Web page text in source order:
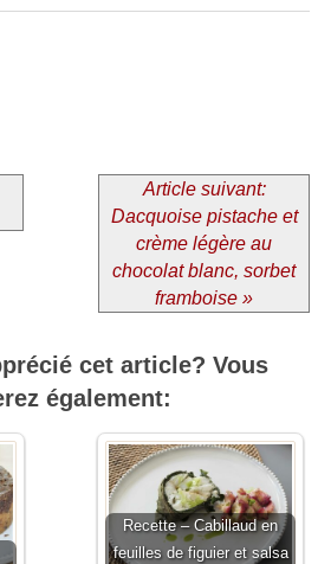
Article suivant:
Dacquoise pistache et
crème légère au
chocolat blanc, sorbet
framboise »
cet article? Vous
également:
Recette – Cabillaud en
feuilles de figuier et salsa